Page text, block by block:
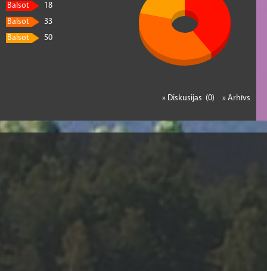
Balsot
18
Balsot
33
Balsot
50
» Arhīvs
» Diskusijas (0)